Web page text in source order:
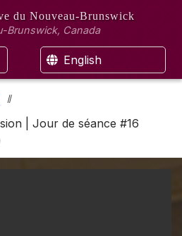
du Nouveau-Brunswick
Brunswick, Canada
English
| Jour de séance #16